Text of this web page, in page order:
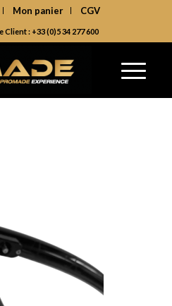
Mon panier CGV
: +33 (0)5 34 277 600